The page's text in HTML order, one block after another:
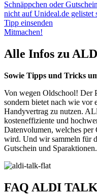
Schnäppchen oder
nicht auf Unideal.de gelistet
Tipp einsenden
Mitmachen!
Alle Infos zu
Sowie Tipps und Tricks
Von wegen Oldschool! Der
sondern bietet nach wie vor
Handyvertrag zu nutzen.
kosteneffiziente und
Datenvolumen, welches per
wird. Und wir sammeln für
Gutschein und Sparaktionen.
FAQ ALDI